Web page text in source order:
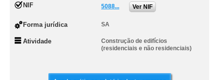
NIF 5088... Ver NIF
Forma jurídica SA
Atividade
Construção de edifícios
(residenciais e não residenciais)